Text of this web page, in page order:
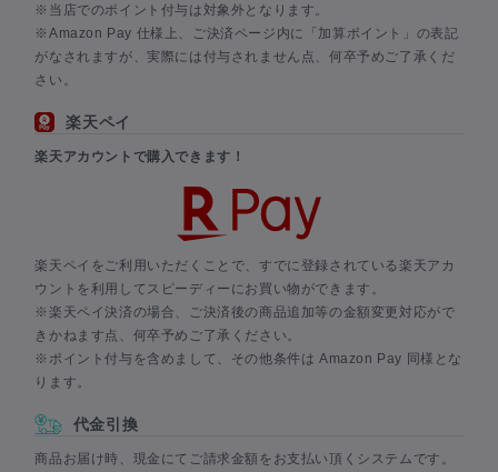
※当店でのポイント付与は対象外となります。
※Amazon Pay 仕様上、ご決済ページ内に「加算ポイント」の表記
がなされますが、実際には付与されません点、何卒予めご了承くだ
さい。
楽天ペイ
楽天アカウントで購入できます！
楽天ペイをご利用いただくことで、すでに登録されている楽天アカ
ウントを利用してスピーディーにお買い物ができます。
※楽天ペイ決済の場合、ご決済後の商品追加等の金額変更対応がで
きかねます点、何卒予めご了承ください。
※ポイント付与を含めまして、その他条件は Amazon Pay 同様とな
ります。
代金引換
商品お届け時、現金にてご請求金額をお支払い頂くシステムです。